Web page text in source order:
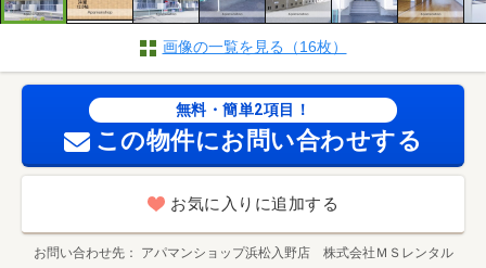
画像の一覧を見る（16枚）
無料・簡単2項目！
この物件にお問い合わせする
お気に入りに追加する
お問い合わせ先 アパマンショップ浜松入野店 株式会社ＭＳレンタル